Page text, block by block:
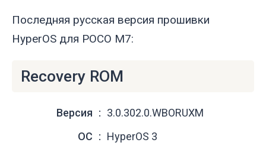
Последняя русская версия прошивки
HyperOS для POCO M7:
Recovery ROM
Версия
3.0.302.0.WBORUXM
ОС
HyperOS 3